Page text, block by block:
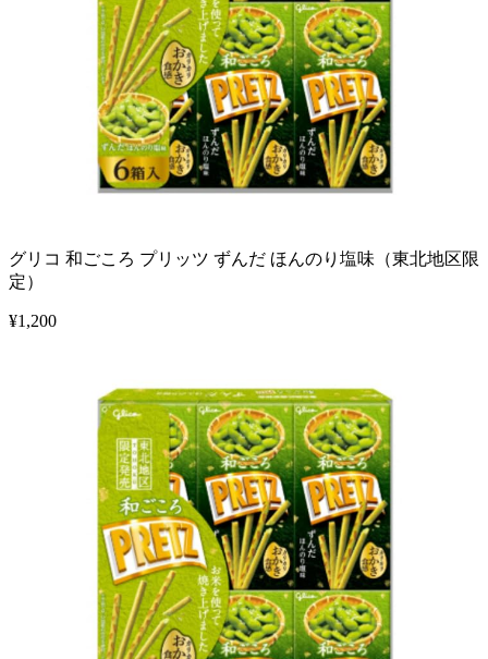
グリコ 和ごころ プリッツ ずんだ ほんのり塩味（東北地区限
定）
¥1,200